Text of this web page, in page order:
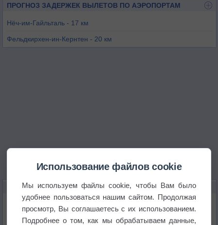
ПРОГНОЗ ЗАДЕРЖЕК ВЫЛЕТОВ ПО АЭРОПОРТАМ
Нёч-им-Гайльталь - 17 км
Фельдкирхен-ин-Кернтен - 20 км
КАРТЫ ПОГОДЫ В ФИЛЛАХЕ
Температура
Давление
Использование файлов cookie
Мы используем файлы cookie, чтобы Вам было
удобнее пользоваться нашим сайтом. Продолжая
просмотр, Вы соглашаетесь с их использованием.
Подробнее о том, как мы обрабатываем данные,